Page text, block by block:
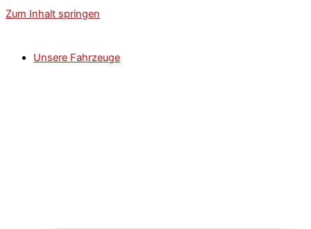
Zum Inhalt springen
Unsere Fahrzeuge